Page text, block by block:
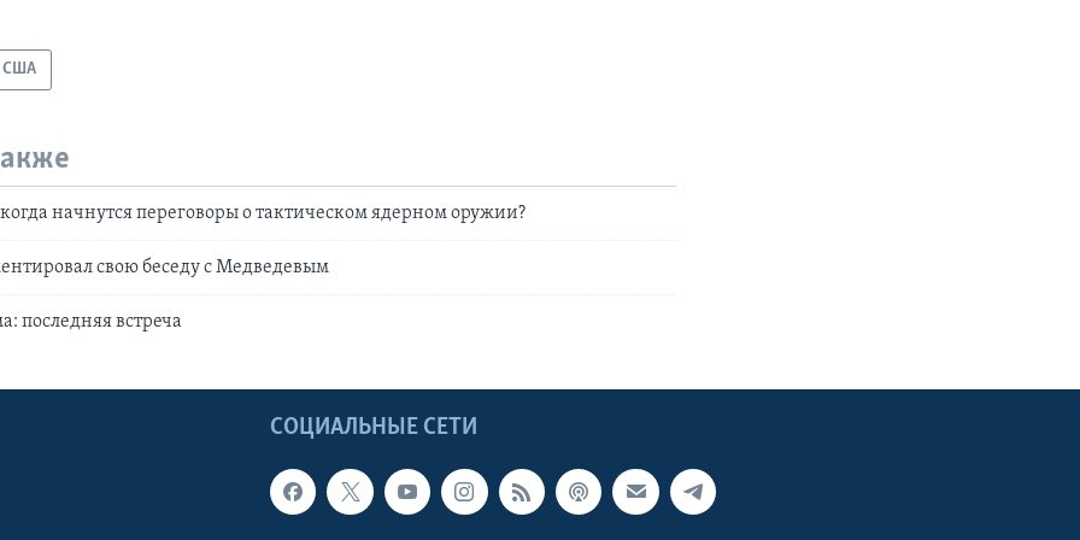
США
начнутся переговоры о тактическом ядерном оружии?
свою беседу с Медведевым
последняя встреча
СОЦИАЛЬНЫЕ СЕТИ